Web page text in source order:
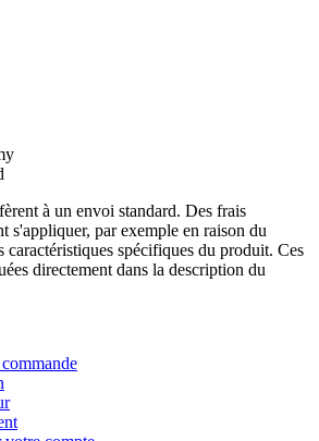
à un envoi standard. Des frais
s'appliquer, par exemple en raison du
caractéristiques spécifiques du produit. Ces
directement dans la description du